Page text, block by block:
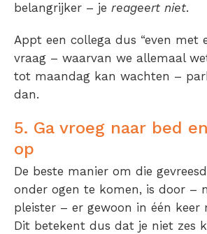
belangrijker – je reageert niet.
Appt een collega dus “even met
vraag – waarvan we allemaal
tot maandag kan wachten –
dan.
5. Ga vroeg naar bed
op
De beste manier om die
onder ogen te komen, is door –
pleister – er gewoon in één keer
Dit betekent dus dat je niet zes